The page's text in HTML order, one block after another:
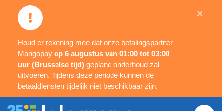
Houd er rekening mee dat onze betalingspartner
Mangopay op 6 augustus van 01:00 tot 03:00
uur (Brusselse tijd) gepland onderhoud zal
uitvoeren. Tijdens deze periode kunnen de
betaaldiensten tijdelijk niet beschikbaar zijn.
×